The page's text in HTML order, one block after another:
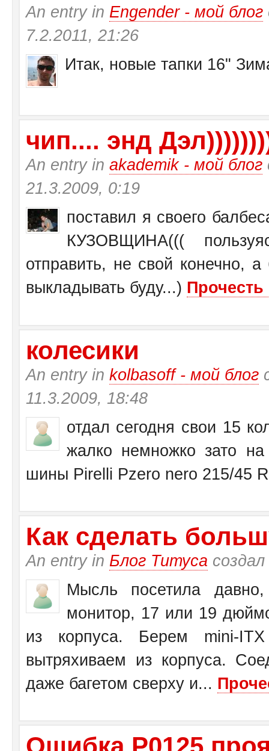
An entry in Engender - мой блог
7.2.2011, 21:26
Итак, новые тапки 16"
чип.... энд
An entry in akademik - мой блог
21.3.2009, 0:19
поставил я своего
КУЗОВЩИНА(((
отправить, не свой конечно,
выкладывать буду...)
колесики
An entry in kolbasoff - мой блог
11.3.2009, 18:48
отдал сегодня свои 15
жалко немножко зато
шины Pirelli Pzero nero 215/45
Как сделать
An entry in Блог Титуса
Мысль посетила
монитор, 17 или 19
из корпуса. Берем mini-
вытряхиваем из корпуса.
даже багетом сверху и...